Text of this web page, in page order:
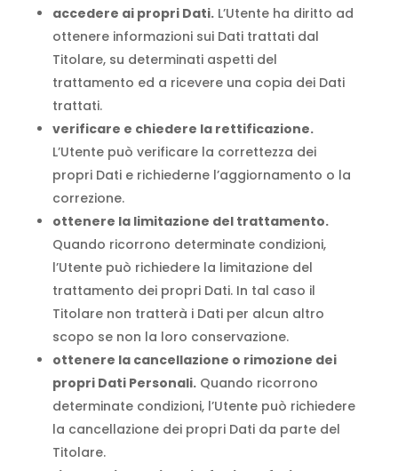
accedere ai propri Dati.L’Utente ha diritto ad
ottenere informazioni sui Dati trattati dal
Titolare, su determinati aspetti del
trattamento ed a ricevere una copia dei Dati
trattati.
verificare e chiedere la rettificazione.
L’Utente può verificare la correttezza dei
propri Dati e richiederne l’aggiornamento o la
correzione.
ottenere la limitazione del trattamento.
Quando ricorrono determinate condizioni,
l’Utente può richiedere la limitazione del
trattamento dei propri Dati. In tal caso il
Titolare non tratterà i Dati per alcun altro
scopo se non la loro conservazione.
ottenere la cancellazione o rimozione dei
propri Dati Personali.Quando ricorrono
determinate condizioni, l’Utente può richiedere
la cancellazione dei propri Dati da parte del
Titolare.